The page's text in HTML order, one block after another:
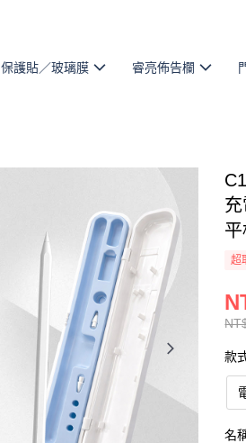
保護貼／玻璃膜 睿亮佈告欄
超
款
名